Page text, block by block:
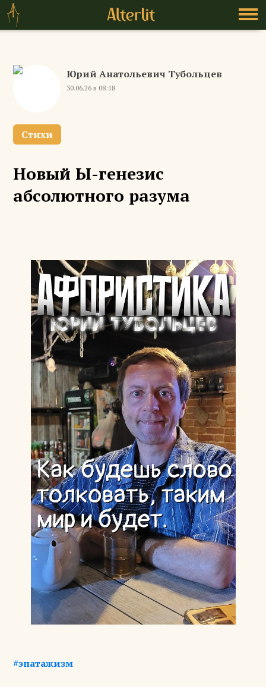
Юрий Анатольевич Тубольцев
30.06.26 в 08:18
Стихи
Новый Ы-генезис
абсолютного разума
#эпатажизм